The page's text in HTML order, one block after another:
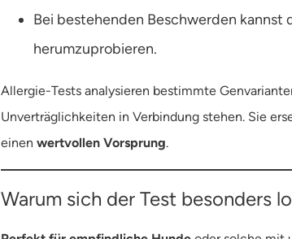
Bei bestehenden Beschwerden kannst
herumzuprobieren.
Allergie-Tests analysieren bestimmte
Unverträglichkeiten in Verbindung stehen. Sie
einen wertvollen Vorsprung.
Warum sich der Test besonders